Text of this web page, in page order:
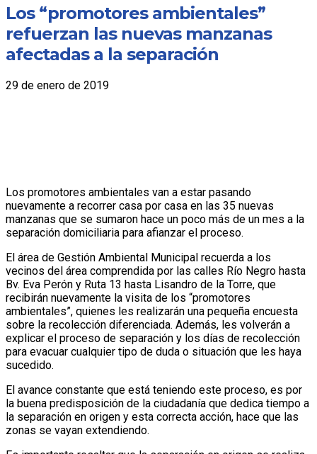
Los “promotores ambientales”
refuerzan las nuevas manzanas
afectadas a la separación
29 de enero de 2019
Los promotores ambientales van a estar pasando
nuevamente a recorrer casa por casa en las 35 nuevas
manzanas que se sumaron hace un poco más de un mes a la
separación domiciliaria para afianzar el proceso.
El área de Gestión Ambiental Municipal recuerda a los
vecinos del área comprendida por las calles Río Negro hasta
Bv. Eva Perón y Ruta 13 hasta Lisandro de la Torre, que
recibirán nuevamente la visita de los “promotores
ambientales”, quienes les realizarán una pequeña encuesta
sobre la recolección diferenciada. Además, les volverán a
explicar el proceso de separación y los días de recolección
para evacuar cualquier tipo de duda o situación que les haya
sucedido.
El avance constante que está teniendo este proceso, es por
la buena predisposición de la ciudadanía que dedica tiempo a
la separación en origen y esta correcta acción, hace que las
zonas se vayan extendiendo.